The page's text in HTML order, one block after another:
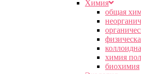
Химия
общая
химия
биохимия